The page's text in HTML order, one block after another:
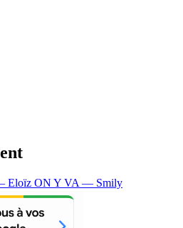
Eloïz ON Y VA — Smily